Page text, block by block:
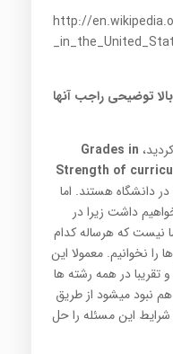
http://
توضیحی راجب آنها
Grades in
Strength of
دانشگاه هستند. اما
داشت زیرا در
نیست که هرساله کدام
نخوانیم. معمولا این
در همه رشته ها
نبود میشود از طریق
شرایط این مسئله را حل